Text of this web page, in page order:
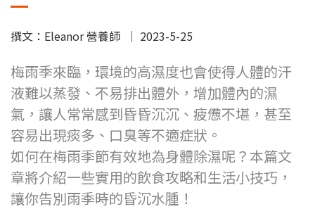
撰文：Eleanor 營養師 ｜ 2023-5-25
梅雨季來臨，環境的高濕度也會使得人體的汗
液難以蒸發、不易排出體外，增加體內的濕
氣，讓人常常感到昏昏沉沉、疲憊不堪，甚至
容易出現痰多、口臭等不適症狀。
如何在梅雨季節有效地為身體除濕呢？本篇文
章將介紹一些實用的飲食攻略和生活小技巧，
讓你告別雨季時的昏沉水腫！